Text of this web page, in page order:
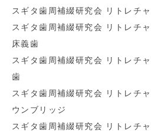
スギタ歯周補綴研究会 リトレチ
スギタ歯周補綴研究会 リトレチ
床義歯
スギタ歯周補綴研究会 リトレチ
歯
スギタ歯周補綴研究会 リトレチ
ウンブリッジ
スギタ歯周補綴研究会 リトレチ